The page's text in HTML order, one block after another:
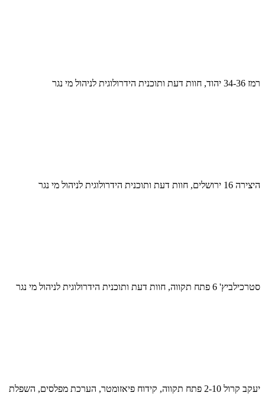
רמז 34-36 יהוד, חוות דעת ותוכנית הידרולוגית לניהול מי נגר
היצירה 16 ירושלים, חוות דעת ותוכנית הידרולוגית לניהול מי נגר
סטרכילביץ' 6 פתח תקווה, חוות דעת ותוכנית הידרולוגית לניהול מי נגר
יעקב קרול 2-10 פתח תקווה, קידוח פיאזומטר, הערכת מפלסים, השפלת